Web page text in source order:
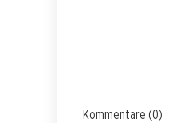
Kommentare (0)